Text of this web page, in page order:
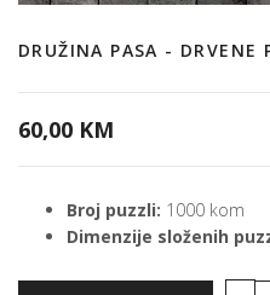
DRUŽINA PASA - DRVENE
60,00 KM
Broj puzzli: 1000 kom
Dimenzije složenih